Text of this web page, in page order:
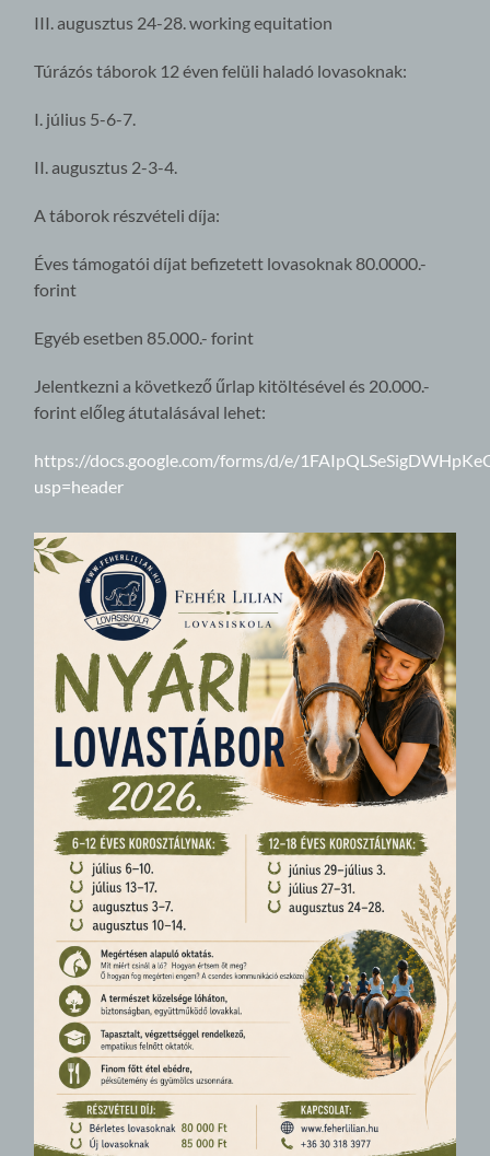
III. augusztus 24-28. working equitation
Túrázós táborok 12 éven felüli haladó lovasoknak:
I. július 5-6-7.
II. augusztus 2-3-4.
A táborok részvételi díja:
Éves támogatói díjat befizetett lovasoknak 80.0000.-
forint
Egyéb esetben 85.000.- forint
Jelentkezni a következő űrlap kitöltésével és 20.000.-
forint előleg átutalásával lehet:
https://docs.google.com/forms/d/e/
usp=header